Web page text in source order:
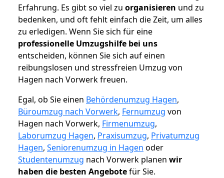
Erfahrung. Es gibt so viel zu organisieren und zu
bedenken, und oft fehlt einfach die Zeit, um alles
zu erledigen. Wenn Sie sich für eine
professionelle Umzugshilfe bei uns
entscheiden, können Sie sich auf einen
reibungslosen und stressfreien Umzug von
Hagen nach Vorwerk freuen.
Egal, ob Sie einen Behördenumzug Hagen,
Büroumzug nach Vorwerk, Fernumzug von
Hagen nach Vorwerk, Firmenumzug,
Laborumzug Hagen, Praxisumzug, Privatumzug
Hagen, Seniorenumzug in Hagen oder
Studentenumzug nach Vorwerk planen wir
haben die besten Angebotefür Sie.